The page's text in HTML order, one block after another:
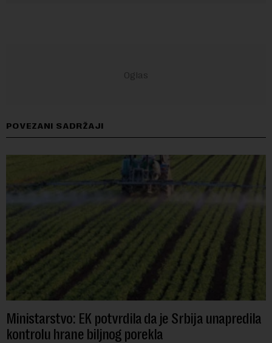
POVEZANI SADRŽAJI
Ministarstvo: EK potvrdila da je Srbija unapredila
kontrolu hrane biljnog porekla